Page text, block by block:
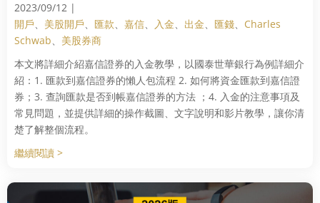
2023/09/12 |
開戶、 美股開戶、 匯款、 嘉信、 入金、 出金、 匯錢、 Charles
Schwab、 美股券商
本文將詳細介紹嘉信證券的入金教學，以國泰世華銀行為例詳細介
紹：1. 匯款到嘉信證券的懶人包流程 2. 如何將資金匯款到嘉信證
券；3. 查詢匯款是否到帳嘉信證券的方法 ；4. 入金的注意事項及
常見問題，並提供詳細的操作截圖、文字說明和影片教學，讓你清
楚了解整個流程。
繼續閱讀 >